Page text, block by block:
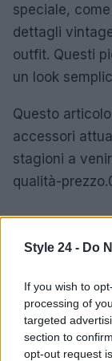
Style 24 - Do
If you wish to
processing of
targeted
section to
opt-out request
speciale,
dettagli
outfit. Questi
un look
Questo
accessori
stagioni a
qualità-